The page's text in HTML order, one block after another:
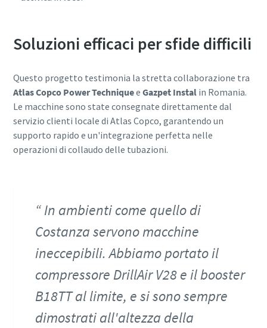
Soluzioni efficaci per sfide difficili
Questo progetto testimonia la stretta collaborazione tra
Atlas Copco Power Techniquee Gazpet Instalin Romania.
Le macchine sono state consegnate direttamente dal
servizio clienti locale di Atlas Copco, garantendo un
supporto rapido e un'integrazione perfetta nelle
operazioni di collaudo delle tubazioni.
In ambienti come quello di
Costanza servono macchine
ineccepibili. Abbiamo portato il
compressore DrillAir V28 e il booster
B18TT al limite, e si sono sempre
dimostrati all'altezza della